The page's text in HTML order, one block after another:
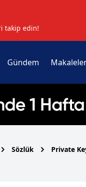
takip edin!
Gündem
Sözlük Private